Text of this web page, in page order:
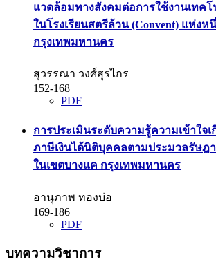
แวดล้อมทางสังคมต่อการใช้งานเทคโ
ในโรงเรียนสตรีล้วน (Convent) แห่งห
กรุงเทพมหานคร
สุวรรณา วงศ์สุรไกร
152-168
PDF
การประเมินระดับความรู้ความเข้าใจ
ภาษีเงินได้นิติบุคคลตามประมวลรัษฎ
ในเขตบางแค กรุงเทพมหานคร
อานุภาพ ทองบ่อ
169-186
PDF
บทความวิชาการ